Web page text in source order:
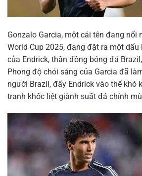
Gonzalo Garcia, một cái tên đang nổi
World Cup 2025, đang đặt ra một
của Endrick, thần đồng bóng đá
Phong độ chói sáng của Garcia đã
người Brazil, đẩy Endrick vào thế khó
tranh khốc liệt giành suất đá chính